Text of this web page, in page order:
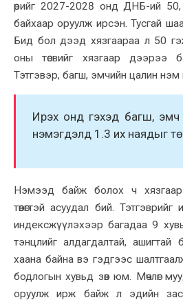
өрийг 2027-2028 онд ДНБ-ий
байхаар оруулж ирсэн. Тусгай
Бид бол дээд хязгаараа л 50
оны төсвийг хязгаар дээрээ
Тэтгэвэр, багш, эмчийн цалин нэм
Ирэх онд гэхэд багш, эмч
нэмэгдэлд 1.3 их наядыг
Нэмээд байж болох ч
төвөгтэй асуудал бий. Тэтгэврийг
индексжүүлэхээр багадаа 9
тэнцлийг алдагдалтай, ашигтай
хаана байна вэ гэдгээс
бодлогын хувьд зөв юм. Мөчлөг
оруулж ирж байж л эдийн